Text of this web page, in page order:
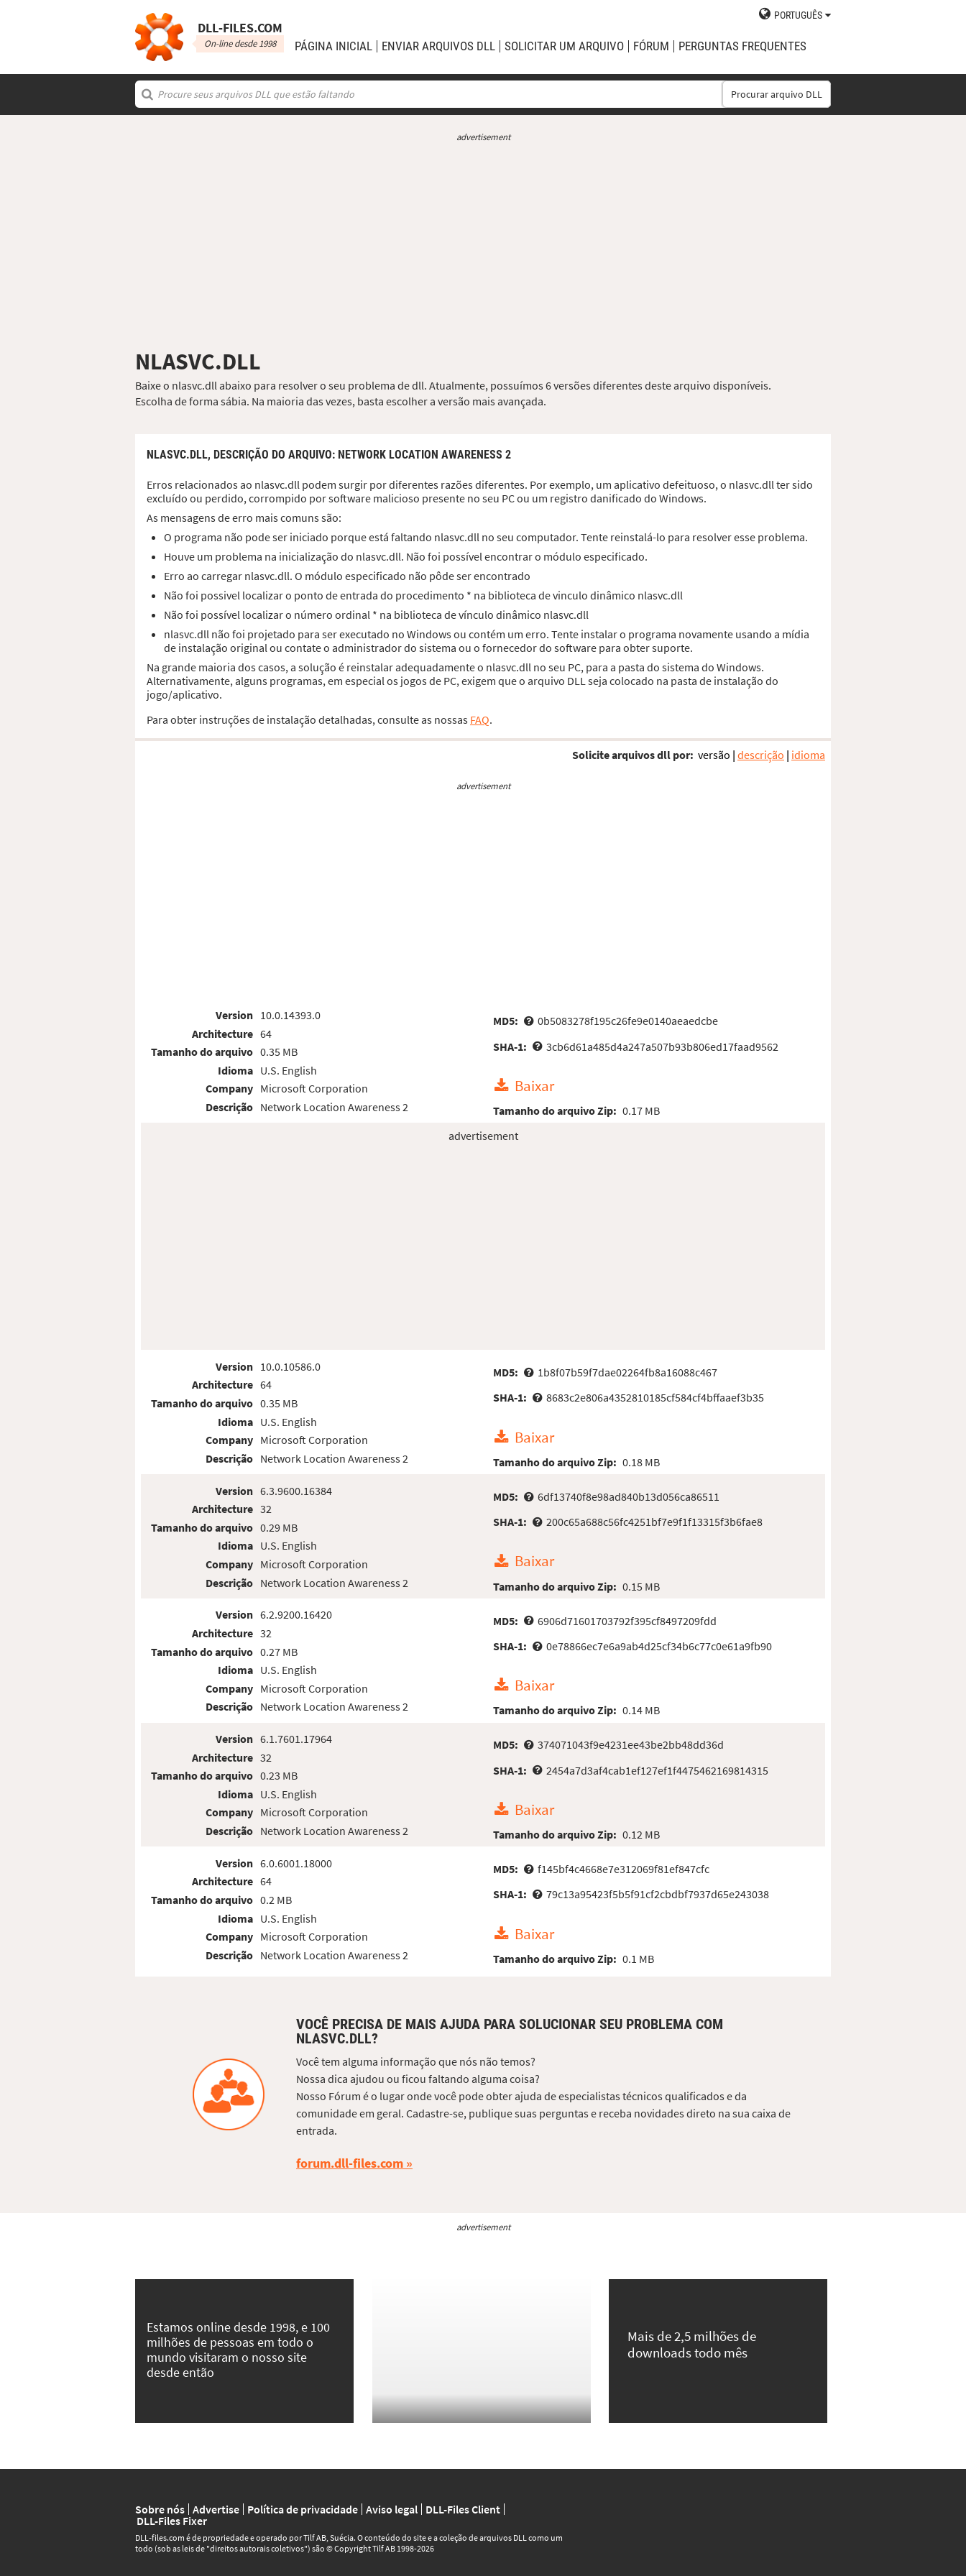
DLL‑FILES.COM
On-line desde 1998
PORTUGUÊS
PÁGINA INICIAL ENVIAR ARQUIVOS DLL SOLICITAR UM ARQUIVO FÓRUM PERGUNTAS FREQUENTES
Procurar arquivo DLL
advertisement
NLASVC.DLL
Baixe o nlasvc.dll abaixo para resolver o seu problema de dll. Atualmente, possuímos 6 versões diferentes deste arquivo disponíveis.
Escolha de forma sábia. Na maioria das vezes, basta escolher a versão mais avançada.
NLASVC.DLL, DESCRIÇÃO DO ARQUIVO: NETWORK LOCATION AWARENESS 2
Erros relacionados ao nlasvc.dll podem surgir por diferentes razões diferentes. Por exemplo, um aplicativo defeituoso, o nlasvc.dll ter sido
excluído ou perdido, corrompido por software malicioso presente no seu PC ou um registro danificado do Windows.
As mensagens de erro mais comuns são:
O programa não pode ser iniciado porque está faltando nlasvc.dll no seu computador. Tente reinstalá-lo para resolver esse problema.
Houve um problema na inicialização do nlasvc.dll. Não foi possível encontrar o módulo especificado.
Erro ao carregar nlasvc.dll. O módulo especificado não pôde ser encontrado
Não foi possivel localizar o ponto de entrada do procedimento * na biblioteca de vinculo dinâmico nlasvc.dll
Não foi possível localizar o número ordinal * na biblioteca de vínculo dinâmico nlasvc.dll
nlasvc.dll não foi projetado para ser executado no Windows ou contém um erro. Tente instalar o programa novamente usando a mídia
de instalação original ou contate o administrador do sistema ou o fornecedor do software para obter suporte.
Na grande maioria dos casos, a solução é reinstalar adequadamente o nlasvc.dll no seu PC, para a pasta do sistema do Windows.
Alternativamente, alguns programas, em especial os jogos de PC, exigem que o arquivo DLL seja colocado na pasta de instalação do
jogo/aplicativo.
Para obter instruções de instalação detalhadas, consulte as nossas FAQ.
Solicite arquivos dll por: versão | descrição | idioma
advertisement
Version
Architecture
Tamanho do arquivo
Idioma
Company
Descrição
10.0.14393.0
64
0.35 MB
U.S. English
Microsoft Corporation
Network Location Awareness 2
MD5:
0b5083278f195c26fe9e0140aeaedcbe
SHA-1:
3cb6d61a485d4a247a507b93b806ed17faad9562
Baixar
Tamanho do arquivo Zip: 0.17 MB
advertisement
Version
Architecture
Tamanho do arquivo
Idioma
Company
Descrição
10.0.10586.0
64
0.35 MB
U.S. English
Microsoft Corporation
Network Location Awareness 2
MD5:
1b8f07b59f7dae02264fb8a16088c467
SHA-1:
8683c2e806a4352810185cf584cf4bffaaef3b35
Baixar
Tamanho do arquivo Zip: 0.18 MB
Version
Architecture
Tamanho do arquivo
Idioma
Company
Descrição
6.3.9600.16384
32
0.29 MB
U.S. English
Microsoft Corporation
Network Location Awareness 2
MD5:
6df13740f8e98ad840b13d056ca86511
SHA-1:
200c65a688c56fc4251bf7e9f1f13315f3b6fae8
Baixar
Tamanho do arquivo Zip: 0.15 MB
Version
Architecture
Tamanho do arquivo
Idioma
Company
Descrição
6.2.9200.16420
32
0.27 MB
U.S. English
Microsoft Corporation
Network Location Awareness 2
MD5:
6906d71601703792f395cf8497209fdd
SHA-1:
0e78866ec7e6a9ab4d25cf34b6c77c0e61a9fb90
Baixar
Tamanho do arquivo Zip: 0.14 MB
Version
Architecture
Tamanho do arquivo
Idioma
Company
Descrição
6.1.7601.17964
32
0.23 MB
U.S. English
Microsoft Corporation
Network Location Awareness 2
MD5:
374071043f9e4231ee43be2bb48dd36d
SHA-1:
2454a7d3af4cab1ef127ef1f4475462169814315
Baixar
Tamanho do arquivo Zip: 0.12 MB
Version
Architecture
Tamanho do arquivo
Idioma
Company
Descrição
6.0.6001.18000
64
0.2 MB
U.S. English
Microsoft Corporation
Network Location Awareness 2
MD5:
f145bf4c4668e7e312069f81ef847cfc
SHA-1:
79c13a95423f5b5f91cf2cbdbf7937d65e243038
Baixar
Tamanho do arquivo Zip: 0.1 MB
VOCÊ PRECISA DE MAIS AJUDA PARA SOLUCIONAR SEU PROBLEMA COM
NLASVC.DLL?
Você tem alguma informação que nós não temos?
Nossa dica ajudou ou ficou faltando alguma coisa?
Nosso Fórum é o lugar onde você pode obter ajuda de especialistas técnicos qualificados e da
comunidade em geral. Cadastre-se, publique suas perguntas e receba novidades direto na sua caixa de
entrada.
forum.dll-files.com
advertisement
Estamos online desde 1998, e 100
milhões de pessoas em todo o
mundo visitaram o nosso site
desde então
Mais de 2,5 milhões de
downloads todo mês
Sobre nós Advertise Política de privacidade Aviso legal DLL-Files Client
DLL-Files Fixer
DLL‑files.com é de propriedade e operado por Tilf AB, Suécia. O conteúdo do site e a coleção de arquivos DLL como um
todo (sob as leis de "direitos autorais coletivos") são © Copyright Tilf AB 1998-2026